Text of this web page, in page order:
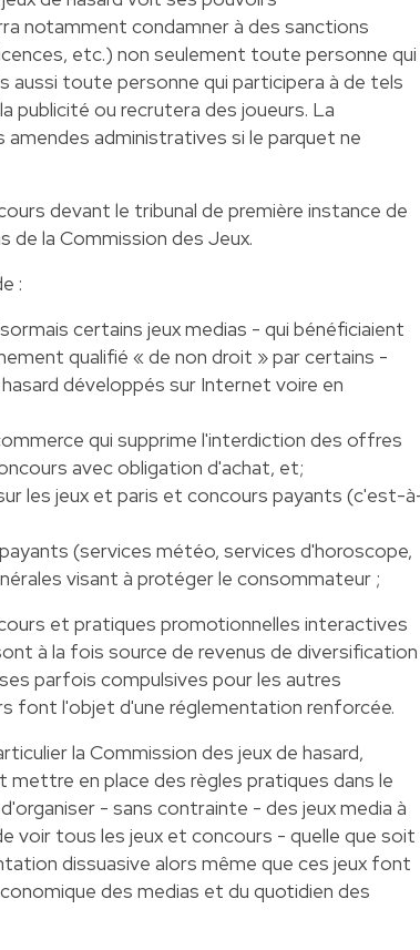
notamment condamner à des sanctions
etc.) non seulement toute personne qui
aussi toute personne qui participera à de tels
publicité ou recrutera des joueurs. La
administratives si le parquet ne
devant le tribunal de première instance de
de la Commission des Jeux.
:
certains jeux medias - qui bénéficiaient
qualifié « de non droit » par certains -
développés sur Internet voire en
qui supprime l'interdiction des offres
avec obligation d'achat, et;
les jeux et paris et concours payants (c'est-
(services météo, services d'horoscope,
visant à protéger le consommateur ;
et pratiques promotionnelles interactives
à la fois source de revenus de diversification
parfois compulsives pour les autres
font l'objet d'une réglementation renforcée.
la Commission des jeux de hasard,
en place des règles pratiques dans le
- sans contrainte - des jeux media à
voir tous les jeux et concours - quelle que soit
dissuasive alors même que ces jeux font
des medias et du quotidien des